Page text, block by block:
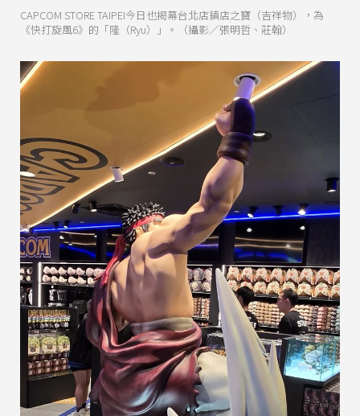
CAPCOM STORE TAIPEI今日也揭幕台北店鎮店之寶（吉祥物），為
《快打旋風6》的「隆（Ryu）」。（攝影／張明哲、莊翰）